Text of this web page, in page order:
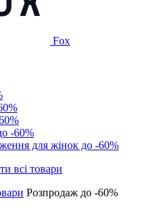
Fox
-60%
для жінок до -60%
Розпродаж до -60%